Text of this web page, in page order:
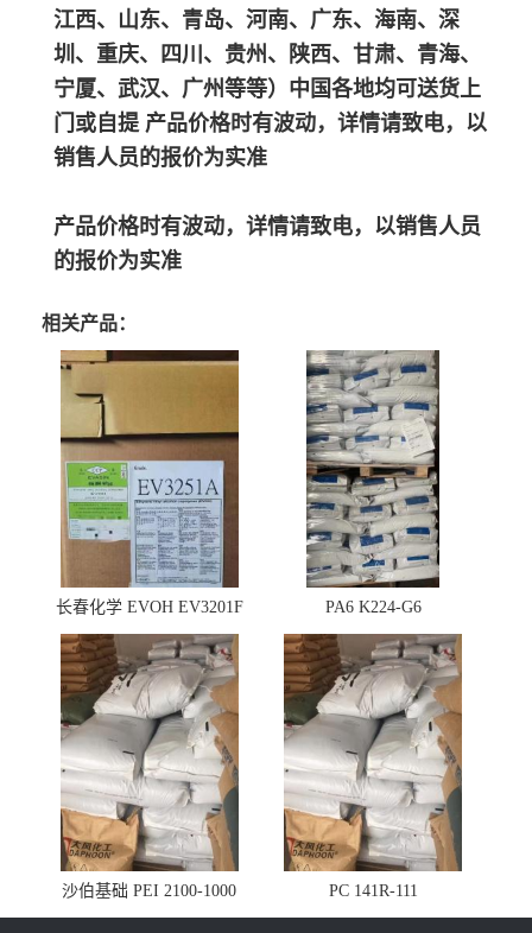
江西、山东、青岛、河南、广东、海南、深
圳、重庆、四川、贵州、陕西、甘肃、青海、
宁厦、武汉、广州等等）中国各地均可送货上
门或自提 产品价格时有波动，详情请致电，以
销售人员的报价为实准
产品价格时有波动，详情请致电，以销售人员
的报价为实准
相关产品：
长春化学 EVOH EV3201F PA6 K224-G6
沙伯基础 PEI 2100-1000 PC 141R-111